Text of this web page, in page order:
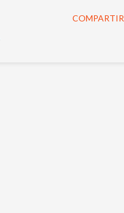
COMPARTIR